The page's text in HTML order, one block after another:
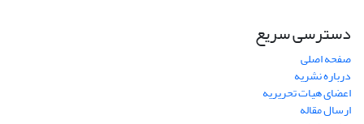
دسترسی سریع
صفحه اصلی
درباره نشریه
اعضای هیات تحریریه
ارسال مقاله